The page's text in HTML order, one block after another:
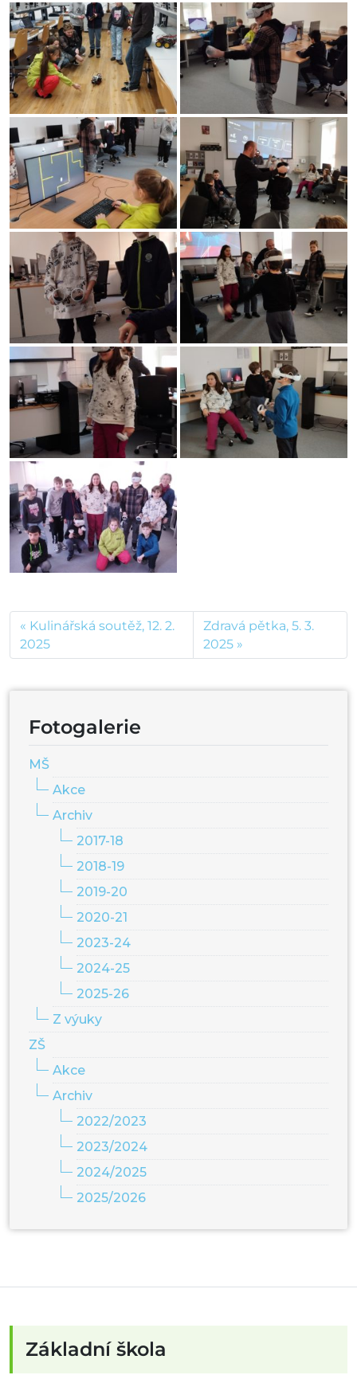
Kulinářská soutěž, 12. 2.
2025
Zdravá pětka, 5. 3.
2025
Fotogalerie
MŠ
Akce
Archiv
2017-18
2018-19
2019-20
2020-21
2023-24
2024-25
2025-26
Z výuky
ZŠ
Akce
Archiv
2022/2023
2023/2024
2024/2025
2025/2026
Základní škola